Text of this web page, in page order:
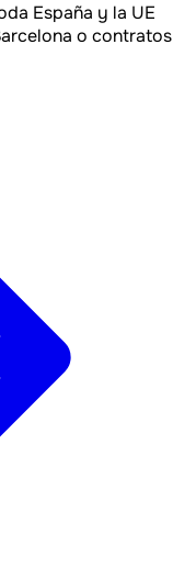
España y la UE
o contratos